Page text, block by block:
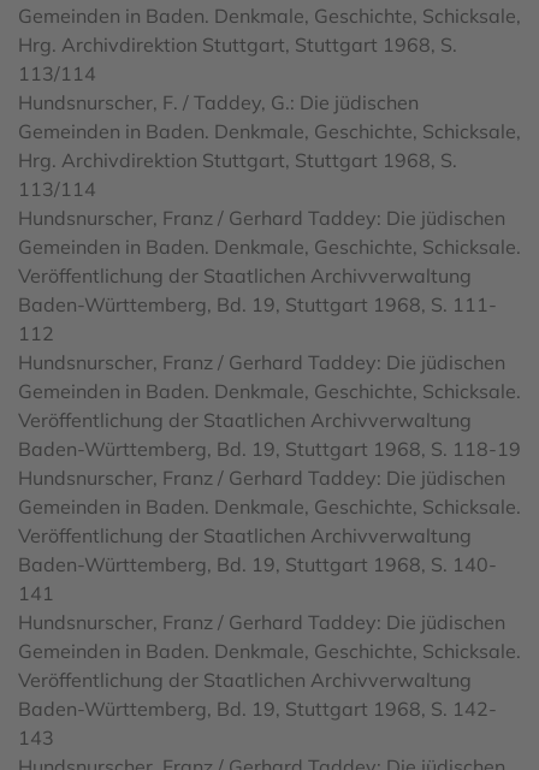
Gemeinden in Baden. Denkmale, Geschichte, Schicksale,
Hrg. Archivdirektion Stuttgart, Stuttgart 1968, S.
113/114
Hundsnurscher, F. / Taddey, G.: Die jüdischen
Gemeinden in Baden. Denkmale, Geschichte, Schicksale,
Hrg. Archivdirektion Stuttgart, Stuttgart 1968, S.
113/114
Hundsnurscher, Franz / Gerhard Taddey: Die jüdischen
Gemeinden in Baden. Denkmale, Geschichte, Schicksale.
Veröffentlichung der Staatlichen Archivverwaltung
Baden-Württemberg, Bd. 19, Stuttgart 1968, S. 111-
112
Hundsnurscher, Franz / Gerhard Taddey: Die jüdischen
Gemeinden in Baden. Denkmale, Geschichte, Schicksale.
Veröffentlichung der Staatlichen Archivverwaltung
Baden-Württemberg, Bd. 19, Stuttgart 1968, S. 118-19
Hundsnurscher, Franz / Gerhard Taddey: Die jüdischen
Gemeinden in Baden. Denkmale, Geschichte, Schicksale.
Veröffentlichung der Staatlichen Archivverwaltung
Baden-Württemberg, Bd. 19, Stuttgart 1968, S. 140-
141
Hundsnurscher, Franz / Gerhard Taddey: Die jüdischen
Gemeinden in Baden. Denkmale, Geschichte, Schicksale.
Veröffentlichung der Staatlichen Archivverwaltung
Baden-Württemberg, Bd. 19, Stuttgart 1968, S. 142-
143